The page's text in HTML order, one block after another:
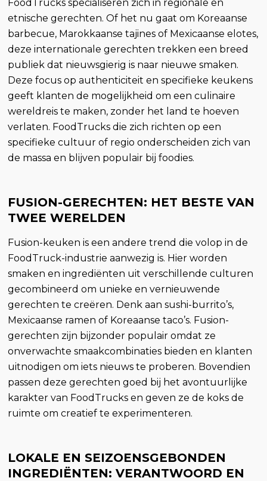
FoodTrucks specialiseren zich in regionale en
etnische gerechten. Of het nu gaat om Koreaanse
barbecue, Marokkaanse tajines of Mexicaanse elotes,
deze internationale gerechten trekken een breed
publiek dat nieuwsgierig is naar nieuwe smaken.
Deze focus op authenticiteit en specifieke keukens
geeft klanten de mogelijkheid om een culinaire
wereldreis te maken, zonder het land te hoeven
verlaten. FoodTrucks die zich richten op een
specifieke cultuur of regio onderscheiden zich van
de massa en blijven populair bij foodies.
FUSION-GERECHTEN: HET BESTE VAN
TWEE WERELDEN
Fusion-keuken is een andere trend die volop in de
FoodTruck-industrie aanwezig is. Hier worden
smaken en ingrediënten uit verschillende culturen
gecombineerd om unieke en vernieuwende
gerechten te creëren. Denk aan sushi-burrito’s,
Mexicaanse ramen of Koreaanse taco’s. Fusion-
gerechten zijn bijzonder populair omdat ze
onverwachte smaakcombinaties bieden en klanten
uitnodigen om iets nieuws te proberen. Bovendien
passen deze gerechten goed bij het avontuurlijke
karakter van FoodTrucks en geven ze de koks de
ruimte om creatief te experimenteren.
LOKALE EN SEIZOENSGEBONDEN
INGREDIËNTEN: VERANTWOORD EN